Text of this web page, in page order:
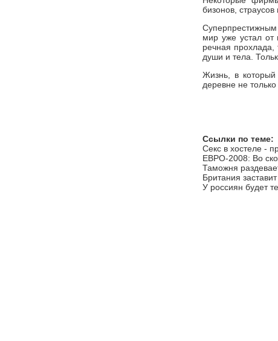
бизонов,
Суперпрестижным
мир уже устал
речная прохлада,
души и тела.
Жизнь, в который
деревне не
Ссылки по теме:
Секс в хостеле -
ЕВРО-2008: Во
Таможня
Британия
У россиян будет